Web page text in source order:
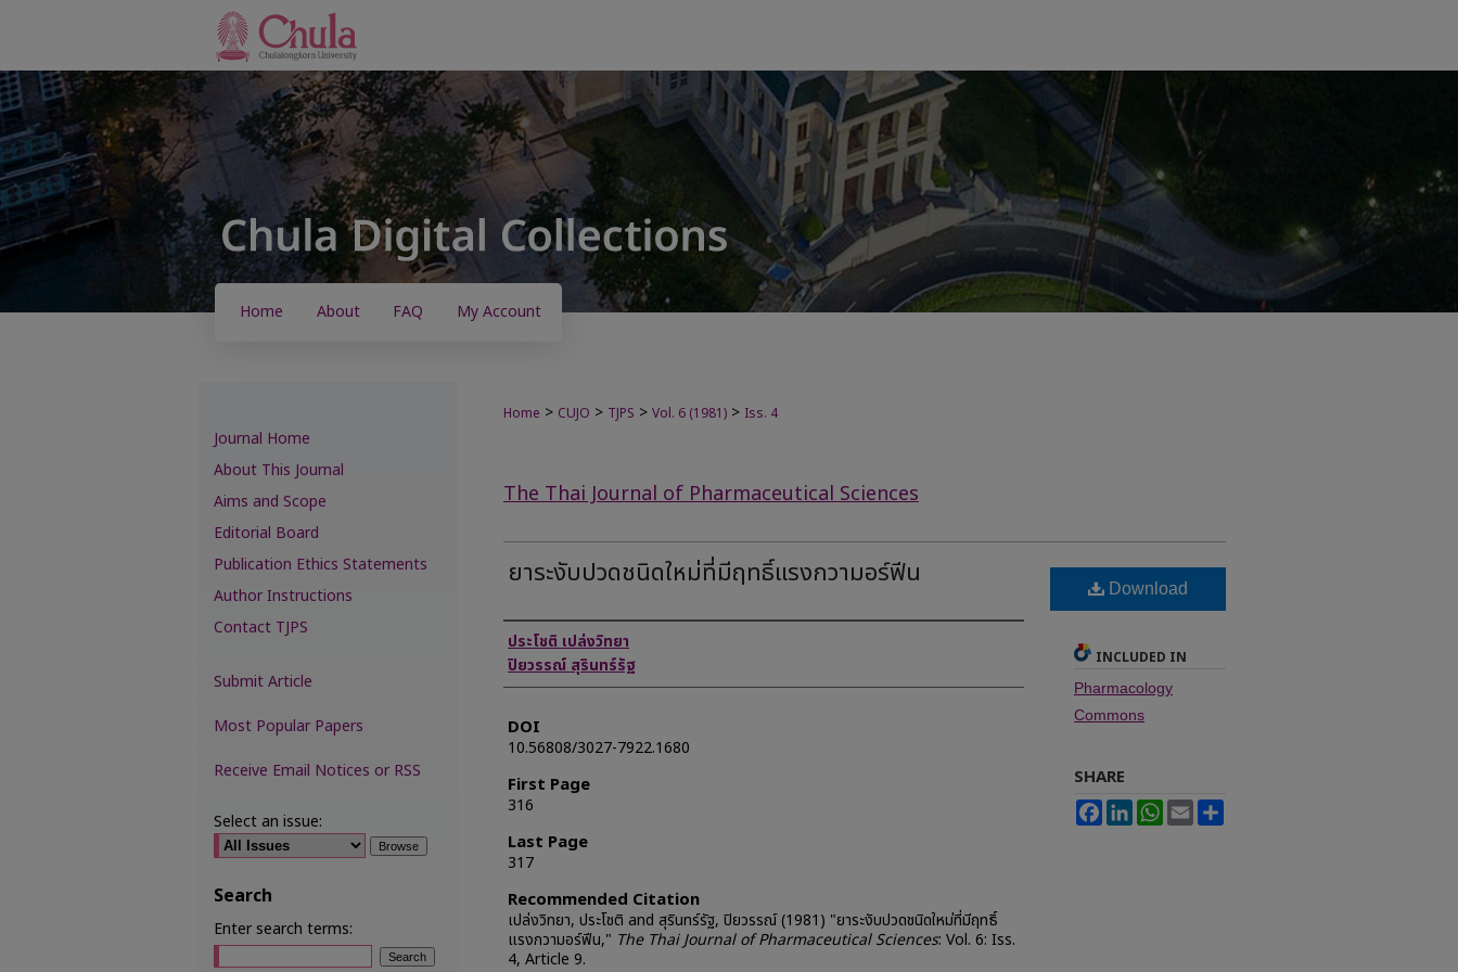
Home About FAQ My Account
Home > CUJO > TJPS > Vol. 6 (1981) > Iss. 4
The Thai Journal of Pharmaceutical Sciences
ยาระงับปวดชนิดใหม่ที่มีฤทธิ์แรงกวามอร์ฟีน
Authors
ประโชติ เปล่งวิทยา
ปิยวรรณ์ สุรินทร์รัฐ
DOI
10.56808/3027-7922.1680
First Page
316
Last Page
317
Recommended Citation
เปล่งวิทยา, ประโชติ and สุรินทร์รัฐ, ปิยวรรณ์ (1981) "ยาระงับปวดชนิดใหม่ที่มีฤทธิ์
แรงกวามอร์ฟีน," The Thai Journal of Pharmaceutical Sciences: Vol. 6: Iss.
4, Article 9.
Download
INCLUDED IN
Pharmacology
Commons
SHARE
FacebookLinkedInWhatsApp
Email
Journal Home
About This Journal
Aims and Scope
Editorial Board
Publication Ethics Statements
Author Instructions
Contact TJPS
Submit Article
Most Popular Papers
Receive Email Notices or RSS
Select an issue:
Search
Enter search terms: